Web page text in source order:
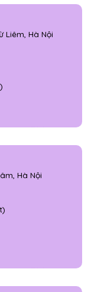
Liêm, Hà Nội
Hà Nội